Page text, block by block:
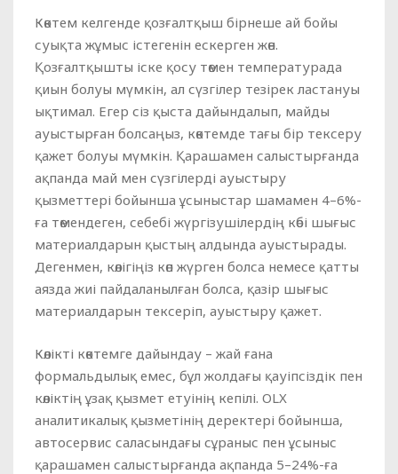
Көктем келгенде қозғалтқыш бірнеше ай бойы
суықта жұмыс істегенін ескерген жөн.
Қозғалтқышты іске қосу төмен температурада
қиын болуы мүмкін, ал сүзгілер тезірек ластануы
ықтимал. Егер сіз қыста дайындалып, майды
ауыстырған болсаңыз, көктемде тағы бір тексеру
қажет болуы мүмкін. Қарашамен салыстырғанда
ақпанда май мен сүзгілерді ауыстыру
қызметтері бойынша ұсыныстар шамамен 4–6%-
ға төмендеген, себебі жүргізушілердің көбі шығыс
материалдарын қыстың алдында ауыстырады.
Дегенмен, көлігіңіз көп жүрген болса немесе қатты
аязда жиі пайдаланылған болса, қазір шығыс
материалдарын тексеріп, ауыстыру қажет.
Көлікті көктемге дайындау – жай ғана
формальдылық емес, бұл жолдағы қауіпсіздік пен
көліктің ұзақ қызмет етуінің кепілі. OLX
аналитикалық қызметінің деректері бойынша,
автосервис саласындағы сұраныс пен ұсыныс
қарашамен салыстырғанда ақпанда 5–24%-ға